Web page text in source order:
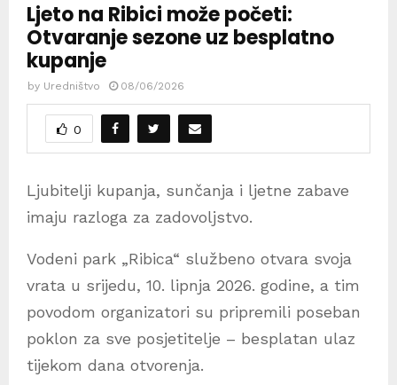
Ljeto na Ribici može početi:
Otvaranje sezone uz besplatno
kupanje
by Uredništvo 08/06/2026
0
Ljubitelji kupanja, sunčanja i ljetne zabave
imaju razloga za zadovoljstvo.
Vodeni park „Ribica“ službeno otvara svoja
vrata u srijedu, 10. lipnja 2026. godine, a tim
povodom organizatori su pripremili poseban
poklon za sve posjetitelje – besplatan ulaz
tijekom dana otvorenja.